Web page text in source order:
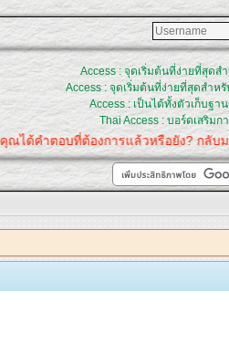
Access : จุดเริ่มต้นที่ง่ายที่สุดส
Access : จุดเริ่มต้นที่ง่ายที่สุดสำหรั
Access : เป็นได้ทั้งตัวเก็บฐ
Thai Access : บอร์ดเสริมก
ด้คำตอบที่ต้องการแล้วหรือยัง? กลับมา